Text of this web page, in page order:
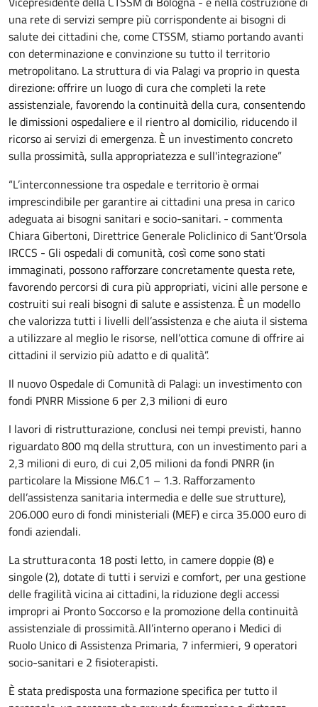
una rete di servizi sempre più corrispondente ai bisogni di
salute dei cittadini che, come CTSSM, stiamo portando avanti
con determinazione e convinzione su tutto il territorio
metropolitano. La struttura di via Palagi va proprio in questa
direzione: offrire un luogo di cura che completi la rete
assistenziale, favorendo la continuità della cura, consentendo
le dimissioni ospedaliere e il rientro al domicilio, riducendo il
ricorso ai servizi di emergenza. È un investimento concreto
sulla prossimità, sulla appropriatezza e sull'integrazione”
“L’interconnessione tra ospedale e territorio è ormai
imprescindibile per garantire ai cittadini una presa in carico
adeguata ai bisogni sanitari e socio-sanitari. - commenta
Chiara Gibertoni, Direttrice Generale Policlinico di Sant’Orsola
IRCCS - Gli ospedali di comunità, così come sono stati
immaginati, possono rafforzare concretamente questa rete,
favorendo percorsi di cura più appropriati, vicini alle persone e
costruiti sui reali bisogni di salute e assistenza. È un modello
che valorizza tutti i livelli dell’assistenza e che aiuta il sistema
a utilizzare al meglio le risorse, nell’ottica comune di offrire ai
cittadini il servizio più adatto e di qualità”.
Il nuovo Ospedale di Comunità di Palagi: un investimento con
fondi PNRR Missione 6 per 2,3 milioni di euro
I lavori di ristrutturazione, conclusi nei tempi previsti, hanno
riguardato 800 mq della struttura, con un investimento pari a
2,3 milioni di euro, di cui 2,05 milioni da fondi PNRR (in
particolare la Missione M6.C1 – 1.3. Rafforzamento
dell’assistenza sanitaria intermedia e delle sue strutture),
206.000 euro di fondi ministeriali (MEF) e circa 35.000 euro di
fondi aziendali.
La struttura conta 18 posti letto, in camere doppie (8) e
singole (2), dotate di tutti i servizi e comfort, per una gestione
delle fragilità vicina ai cittadini, la riduzione degli accessi
impropri ai Pronto Soccorso e la promozione della continuità
assistenziale di prossimità. All’interno operano i Medici di
Ruolo Unico di Assistenza Primaria, 7 infermieri, 9 operatori
socio-sanitari e 2 fisioterapisti.
È stata predisposta una formazione specifica per tutto il